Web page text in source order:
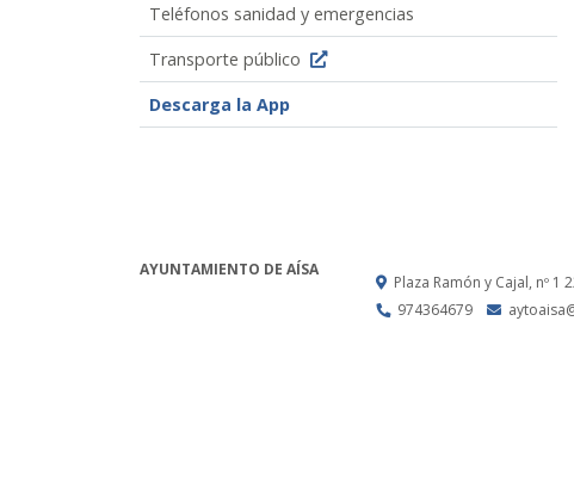
Teléfonos sanidad y emergencias
Transporte público
Descarga la App
AYUNTAMIENTO DE AÍSA
Plaza Ramón y Cajal, nº 1
974364679